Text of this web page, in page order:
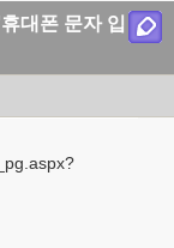
대폰 문자 입